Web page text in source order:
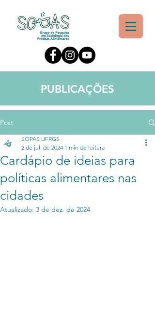
PUBLICAÇÕES
Post
Cardápio de ideias para
políticas alimentares nas
cidades
SOPAS UFRGS
2 de jul. de 2024 1 min de leitura
Atualizado: 3 de dez. de 2024